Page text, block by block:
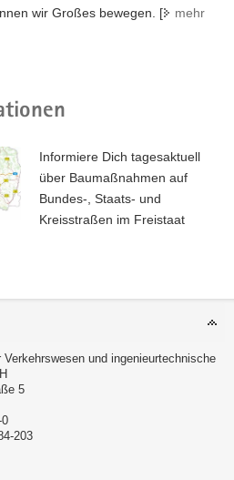
wir Großes bewegen. [
mehr
Informiere Dich tagesaktuell
über Baumaßnahmen auf
Bundes-, Staats- und
Kreisstraßen im Freistaat
Verkehrswesen und ingenieurtechnische
5
203